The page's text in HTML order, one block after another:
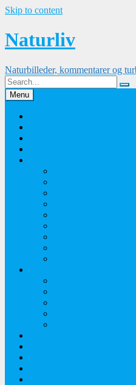
Skip to content
Naturliv
Naturbilleder, kommentarer og
Menu